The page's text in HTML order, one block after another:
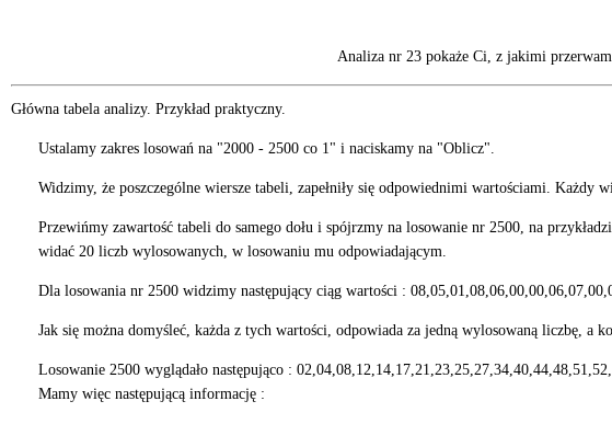
Analiza nr 23 pokaże Ci, z jakimi
Główna tabela analizy. Przykład praktyczny.
Ustalamy zakres losowań na "2000 - 2500 co 1" i naciskamy na "Oblicz".
Widzimy, że poszczególne wiersze tabeli, zapełniły się odpowiednimi wartościami. Każdy
Przewińmy zawartość tabeli do samego dołu i spójrzmy na losowanie nr 2500, na
widać 20 liczb wylosowanych, w losowaniu mu odpowiadającym.
Dla losowania nr 2500 widzimy następujący ciąg wartości :
Jak się można domyśleć, każda z tych wartości, odpowiada za jedną wylosowaną liczbę, a
Losowanie 2500 wyglądało następująco :
Mamy więc następującą informację :